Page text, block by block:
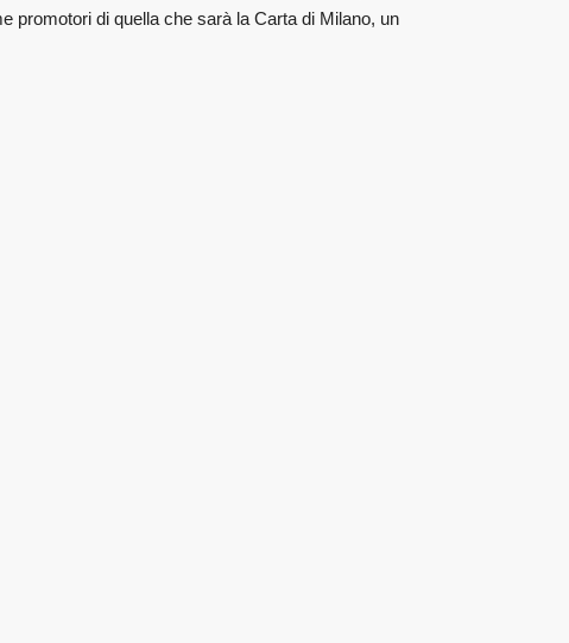
promotori di quella che sarà la Carta di Milano, un